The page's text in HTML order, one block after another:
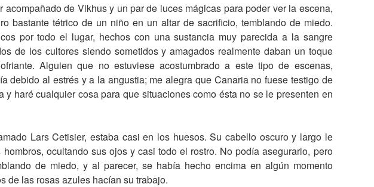
acompañado de Vikhus y un par de luces mágicas para poder ver la escena,
bastante tétrico de un niño en un altar de sacrificio, temblando de miedo.
por todo el lugar, hechos con una sustancia muy parecida a la sangre
de los cultores siendo sometidos y amagados realmente daban un toque
Alguien que no estuviese acostumbrado a este tipo de escenas,
debido al estrés y a la angustia; me alegra que Canaria no fuese testigo de
y haré cualquier cosa para que situaciones como ésta no se le presenten en
Lars Cetisier, estaba casi en los huesos. Su cabello oscuro y largo le
ocultando sus ojos y casi todo el rostro. No podía asegurarlo, pero
de miedo, y al parecer, se había hecho encima en algún momento
de las rosas azules hacían su trabajo.